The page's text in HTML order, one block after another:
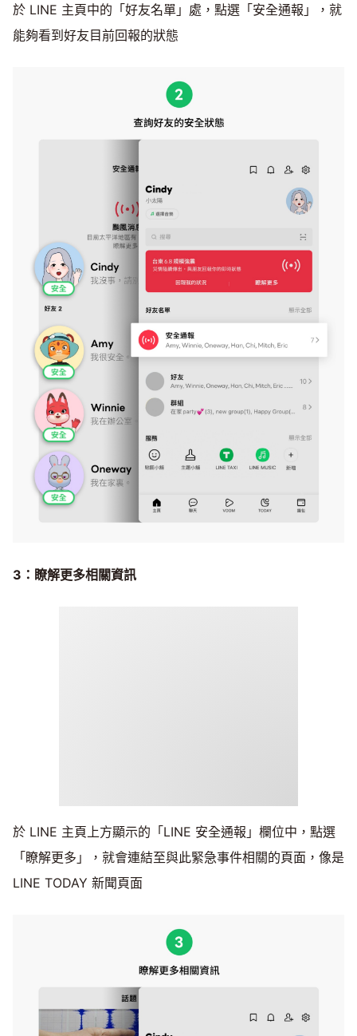
於 LINE 主頁中的「好友名單」處，點選「安全通報」，就
能夠看到好友目前回報的狀態
3：瞭解更多相關資訊
於 LINE 主頁上方顯示的「LINE 安全通報」欄位中，點選
「瞭解更多」，就會連結至與此緊急事件相關的頁面，像是
LINE TODAY 新聞頁面